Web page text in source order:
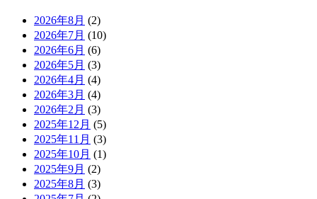
2026年8月 (2)
2026年7月 (10)
2026年6月 (6)
2026年5月 (3)
2026年4月 (4)
2026年3月 (4)
2026年2月 (3)
2025年12月 (5)
2025年11月 (3)
2025年10月 (1)
2025年9月 (2)
2025年8月 (3)